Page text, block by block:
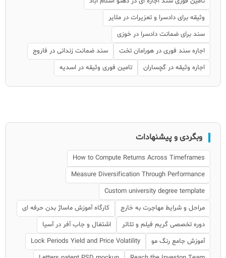
وثیقه برای دادسرا و تعزیرات در ملایر
سند برای ضمانت دادسرا در خوزی
اجاره سند فوری در هورامان تخت
سند ضمانت زندانی در فاروج
اجاره وثیقه در گچساران
تامین فوری وثیقه در اسدیه
وبگردی و پیشنهادات
How to Compute Returns Across Timeframes
Measure Diversification Through Performance
Custom university degree template
مراحل و شرایط مهاجرت به خارج
کارگاه آموزش ماساژ بدن حرفه ای
دوره تخصصی گریم فیلم و تئاتر
اشتغال و جاب آفر در آسیا
آموزش جامع رنگ مو
Lock Periods Yield and Price Volatility